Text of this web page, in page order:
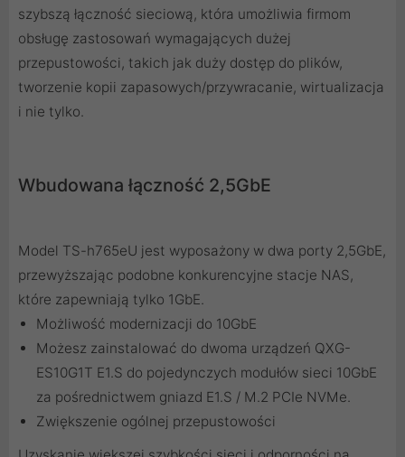
szybszą łączność sieciową, która umożliwia firmom
obsługę zastosowań wymagających dużej
przepustowości, takich jak duży dostęp do plików,
tworzenie kopii zapasowych/przywracanie, wirtualizacja
i nie tylko.
Wbudowana łączność 2,5GbE
Model TS-h765eU jest wyposażony w dwa porty 2,5GbE,
przewyższając podobne konkurencyjne stacje NAS,
które zapewniają tylko 1GbE.
Możliwość modernizacji do 10GbE
Możesz zainstalować do dwoma urządzeń QXG-
ES10G1T E1.S do pojedynczych modułów sieci 10GbE
za pośrednictwem gniazd E1.S / M.2 PCIe NVMe.
Zwiększenie ogólnej przepustowości